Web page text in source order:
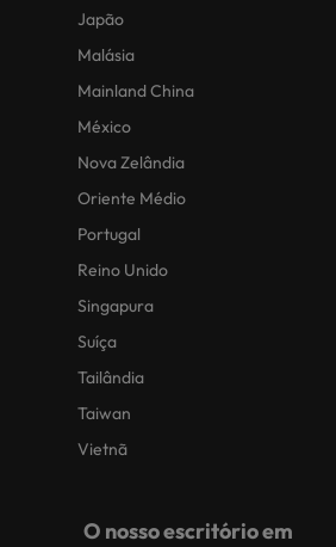
Japão
Malásia
Mainland China
México
Nova Zelândia
Oriente Médio
Portugal
Reino Unido
Singapura
Suíça
Tailândia
Taiwan
Vietnã
O nosso escritório em